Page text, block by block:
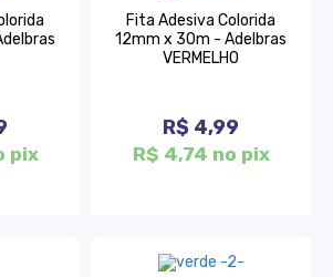
pix
Fita Adesiva Colorida
12mm x 30m - Adelbras
VERMELHO
R$ 4,99
R$ 4,74 no pix